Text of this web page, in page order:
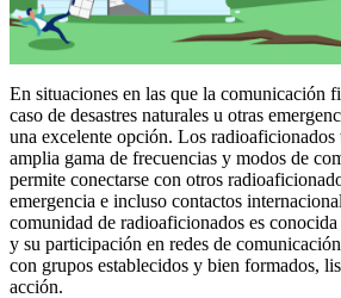
En situaciones en las que la comunicación
caso de desastres naturales u otras
una excelente opción. Los radioaficionados
amplia gama de frecuencias y modos de
permite conectarse con otros
emergencia e incluso contactos
comunidad de radioaficionados es
y su participación en redes de
con grupos establecidos y bien formados,
acción.